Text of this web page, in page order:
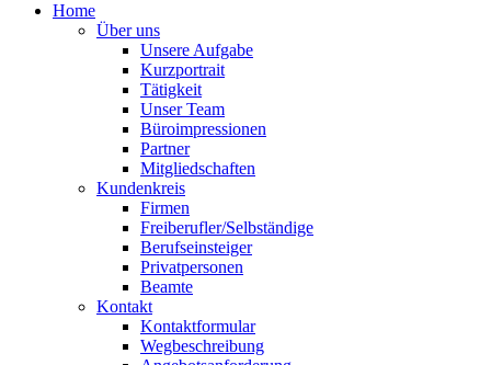
Home
Über uns
Unsere Aufgabe
Kurzportrait
Tätigkeit
Unser Team
Büroimpressionen
Partner
Mitgliedschaften
Kundenkreis
Firmen
Freiberufler/Selbständige
Berufseinsteiger
Privatpersonen
Beamte
Kontakt
Kontaktformular
Wegbeschreibung